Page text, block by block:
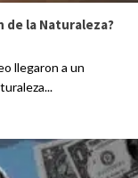
de la Naturaleza?
llegaron a un